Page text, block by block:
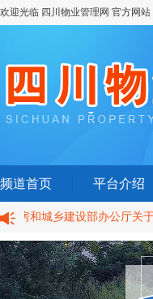
欢迎光临 四川物业管理网 官方网站
频道首页 平台介绍
和城乡建设部办公厅关于印